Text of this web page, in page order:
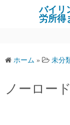
バイリ
労所得
ホーム » 未分
ノーロー